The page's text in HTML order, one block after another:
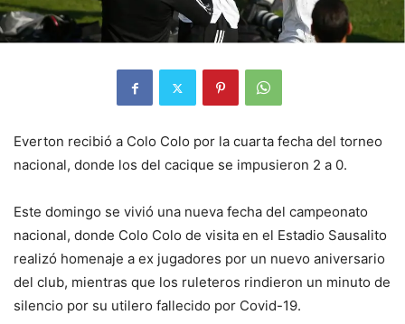
Everton recibió a Colo Colo por la cuarta fecha del torneo
nacional, donde los del cacique se impusieron 2 a 0.
Este domingo se vivió una nueva fecha del campeonato
nacional, donde Colo Colo de visita en el Estadio Sausalito
realizó homenaje a ex jugadores por un nuevo aniversario
del club, mientras que los ruleteros rindieron un minuto de
silencio por su utilero fallecido por Covid-19.